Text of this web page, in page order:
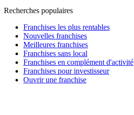
Recherches populaires
Franchises les plus rentables
Nouvelles franchises
Meilleures franchises
Franchises sans local
Franchises en complément d'activité
Franchises pour investisseur
Ouvrir une franchise